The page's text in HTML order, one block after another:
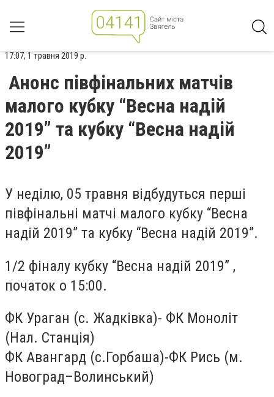
17:07, 1 травня 2019 р.
Анонс півфінальних матчів
малого кубку “Весна надій
2019” та кубку “Весна надій
2019”
У неділю, 05 травня відбудуться перші
півфінальні матчі малого кубку “Весна
надій 2019” та кубку “Весна надій 2019”.
1/2 фіналу кубку “Весна надій 2019” ,
початок о 15:00.
ФК Ураган (с. Жадківка)- ФК Моноліт
(Нал. Станція)
ФК Авангард (с.Горбаша)-ФК Рись (м.
Новоград–Волинський)